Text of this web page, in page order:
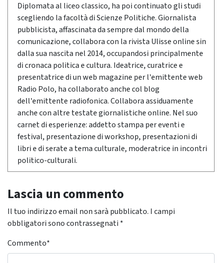
Diplomata al liceo classico, ha poi continuato gli studi
scegliendo la facoltà di Scienze Politiche. Giornalista
pubblicista, affascinata da sempre dal mondo della
comunicazione, collabora con la rivista Ulisse online sin
dalla sua nascita nel 2014, occupandosi principalmente
di cronaca politica e cultura. Ideatrice, curatrice e
presentatrice di un web magazine per l'emittente web
Radio Polo, ha collaborato anche col blog
dell'emittente radiofonica. Collabora assiduamente
anche con altre testate giornalistiche online. Nel suo
carnet di esperienze: addetto stampa per eventi e
festival, presentazione di workshop, presentazioni di
libri e di serate a tema culturale, moderatrice in incontri
politico-culturali.
Lascia un commento
Il tuo indirizzo email non sarà pubblicato. I campi
obbligatori sono contrassegnati *
Commento*